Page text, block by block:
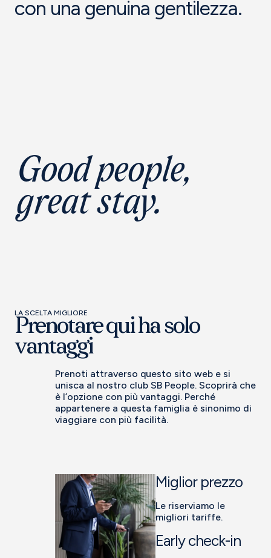
con una genuina gentilezza.
Good people,
great stay.
LA SCELTA MIGLIORE
Prenotare qui ha solo
vantaggi
Prenoti attraverso questo sito web e si
unisca al nostro club SB People. Scoprirà che
è l’opzione con più vantaggi. Perché
appartenere a questa famiglia è sinonimo di
viaggiare con più facilità.
Miglior prezzo
Le riserviamo le
migliori tariffe.
Early check-in